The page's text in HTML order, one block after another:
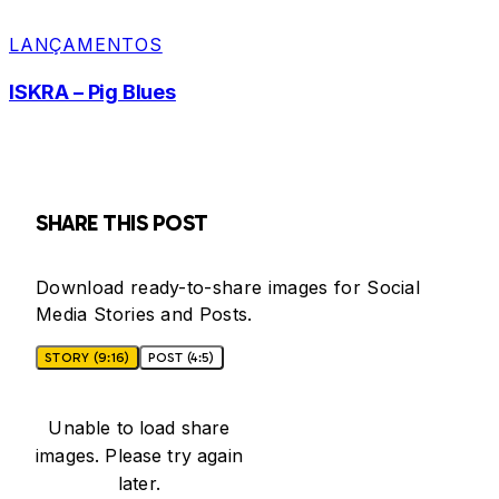
LANÇAMENTOS
ISKRA – Pig Blues
SHARE THIS POST
Download ready-to-share images for Social
Media Stories and Posts.
STORY (9:16) POST (4:5)
Unable to load share
images. Please try again
later.